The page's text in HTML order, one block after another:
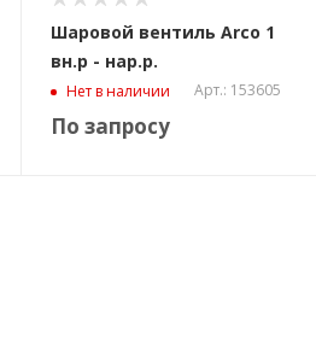
Шаровой вентиль Arco 1
вн.р - нар.р.
Нет в наличии Арт.: 153605
По запросу